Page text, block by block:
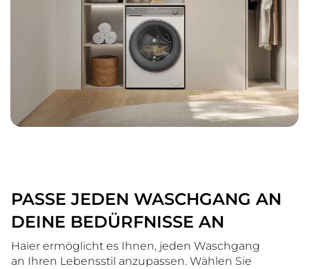
PASSE JEDEN WASCHGANG AN
DEINE BEDÜRFNISSE AN
Haier ermöglicht es Ihnen, jeden Waschgang
an Ihren Lebensstil anzupassen. Wählen Sie